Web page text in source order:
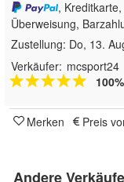
,
Überweisung,
Zustellung: Do, 13.
Verkäufer: mcsport24
Merken Preis
Andere